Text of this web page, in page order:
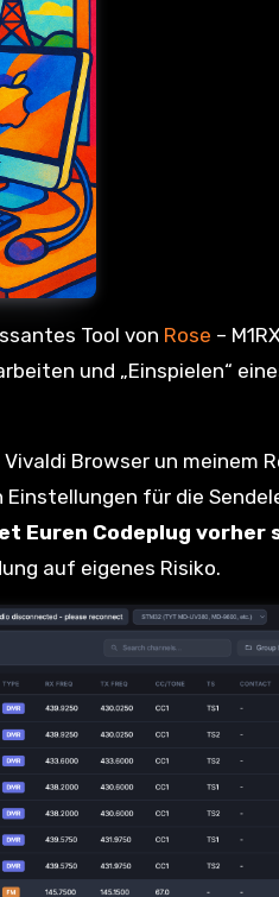
Tool von Rose –
und „Einspielen“
Browser un
für die
Euren Codeplug vorher
auf eigenes Risiko.